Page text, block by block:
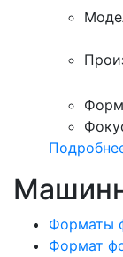
Форматы
Формат